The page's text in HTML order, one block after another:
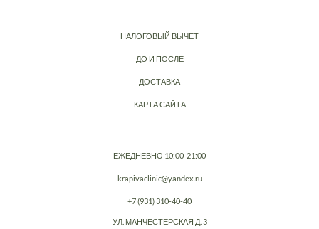
НАЛОГОВЫЙ ВЫЧЕТ
ДО И ПОСЛЕ
ДОСТАВКА
КАРТА САЙТА
ЕЖЕДНЕВНО 10:00-21:00
krapivaclinic@yandex.ru
+7 (931) 310-40-40
УЛ. МАНЧЕСТЕРСКАЯ Д. 3